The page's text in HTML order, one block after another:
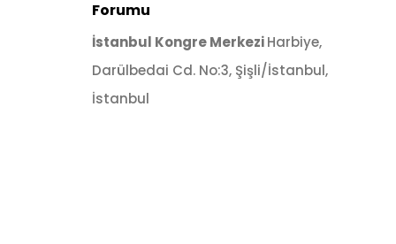
Forumu
İstanbul Kongre MerkeziHarbiye,
Darülbedai Cd. No:3, Şişli/İstanbul,
İstanbul